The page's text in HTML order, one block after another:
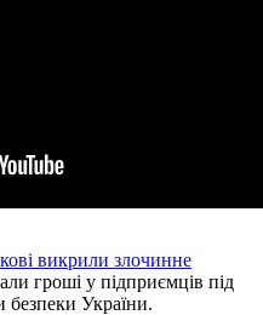
викрили злочинне
гроші у підприємців під
безпеки України.